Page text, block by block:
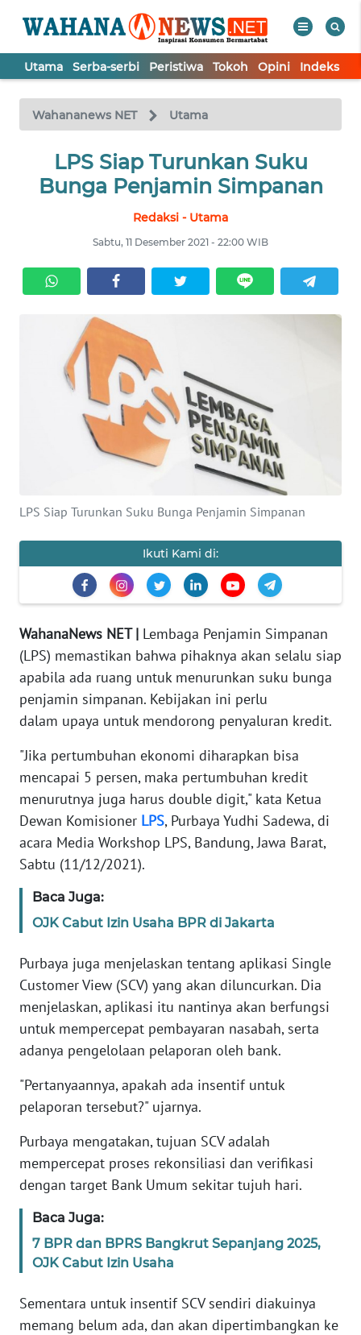
Utama Serba-serbi Peristiwa Tokoh Opini Indeks
Wahananews NET Utama
LPS Siap Turunkan Suku
Bunga Penjamin Simpanan
Redaksi - Utama
Sabtu, 11 Desember 2021 - 22:00 WIB
LPS Siap Turunkan Suku Bunga Penjamin Simpanan
Ikuti Kami di:
WahanaNews NET | Lembaga Penjamin Simpanan
(LPS) memastikan bahwa pihaknya akan selalu siap
apabila ada ruang untuk menurunkan suku bunga
penjamin simpanan. Kebijakan ini perlu
dalam upaya untuk mendorong penyaluran kredit.
"Jika pertumbuhan ekonomi diharapkan bisa
mencapai 5 persen, maka pertumbuhan kredit
menurutnya juga harus double digit," kata Ketua
Dewan Komisioner LPS, Purbaya Yudhi Sadewa, di
acara Media Workshop LPS, Bandung, Jawa Barat,
Sabtu (11/12/2021).
Baca Juga:
OJK Cabut Izin Usaha BPR di Jakarta
Purbaya juga menjelaskan tentang aplikasi Single
Customer View (SCV) yang akan diluncurkan. Dia
menjelaskan, aplikasi itu nantinya akan berfungsi
untuk mempercepat pembayaran nasabah, serta
adanya pengelolaan pelaporan oleh bank.
"Pertanyaannya, apakah ada insentif untuk
pelaporan tersebut?" ujarnya.
Purbaya mengatakan, tujuan SCV adalah
mempercepat proses rekonsiliasi dan verifikasi
dengan target Bank Umum sekitar tujuh hari.
Baca Juga:
7 BPR dan BPRS Bangkrut Sepanjang 2025,
OJK Cabut Izin Usaha
Sementara untuk insentif SCV sendiri diakuinya
memang belum ada, dan akan dipertimbangkan ke
TV
Tutup
UTAMA
PERISTIWA
KAMI
KAMI
PEDOMAN
MEDIA
SIBER
REDAKSI
KARIR
DISCLAIMER
SUMUT
WN
JAKARTA
JABAR
BANTEN
WN
WN
KEPRI
WN
PAPUA